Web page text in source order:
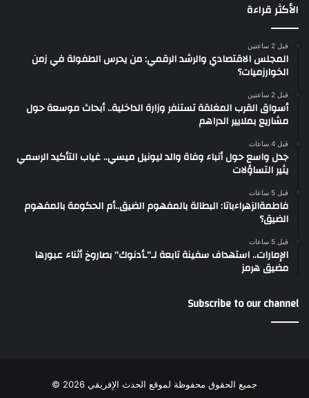
الأكثر قراءة
قبل 2 ساعتين
المجلس الاقتصادي والرشد الرقمي: من يحرس الطفولة في زمن
الخوارزميات؟
قبل 2 ساعتين
أسواق القرب المغلقة تستنفر وزارة الداخلية.. أبحاث موسعة حول
مشاريع بملايير الدراهم
قبل 4 ساعات
جدل واسع حول أنباء وفاة والد ليونيل ميسي.. غياب التأكيد الرسمي
يثير التساؤلات
قبل 5 ساعات
فاطمةالزهراءباتا: البطالة بالمفهوم الضيق..أم الحكومة بالمفهوم
الضيق؟
قبل 5 ساعات
الإمارات.. استهداف سفينة تابعة لـ”ـأدنوك” بصاروخ أثناء عبورها
مضيق هرمز
Subscribe to our channel
جميع الحقوق محفوظة لموقع الحدث الإفريقي 2026 ©